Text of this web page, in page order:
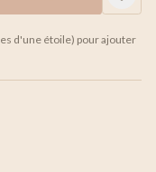
d'une étoile) pour ajouter